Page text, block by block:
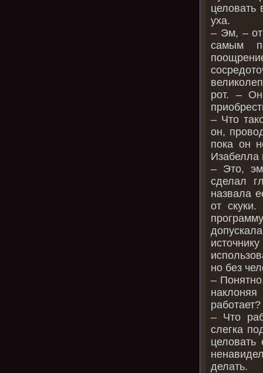
целовать
уха.
– Эм, –
самым
рот. –
– Что
он,
пока он
Изабелла
– Это,
сделал
назвала
от скуки.
но без
–
работает?
– Что
слегка
целовать
делать.